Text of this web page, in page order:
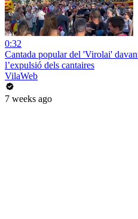
0:32
Cantada popular del 'Virolai'
l’expulsió dels cantaires
VilaWeb
7 weeks ago